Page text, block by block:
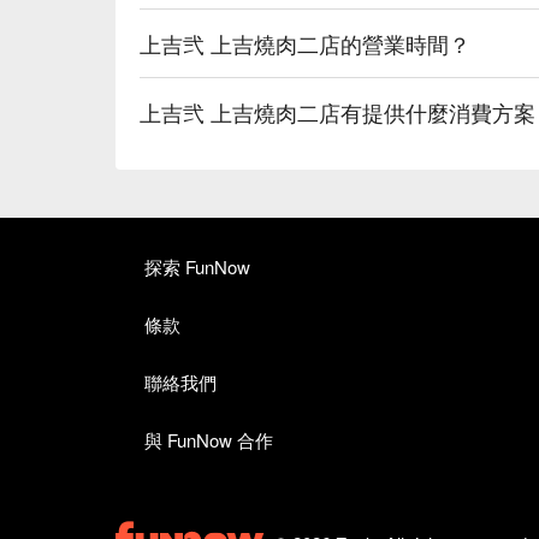
上吉弐 上吉燒肉二店的營業時間？
上吉弐 上吉燒肉二店有提供什麼消費方
探索 FunNow
條款
聯絡我們
與 FunNow 合作